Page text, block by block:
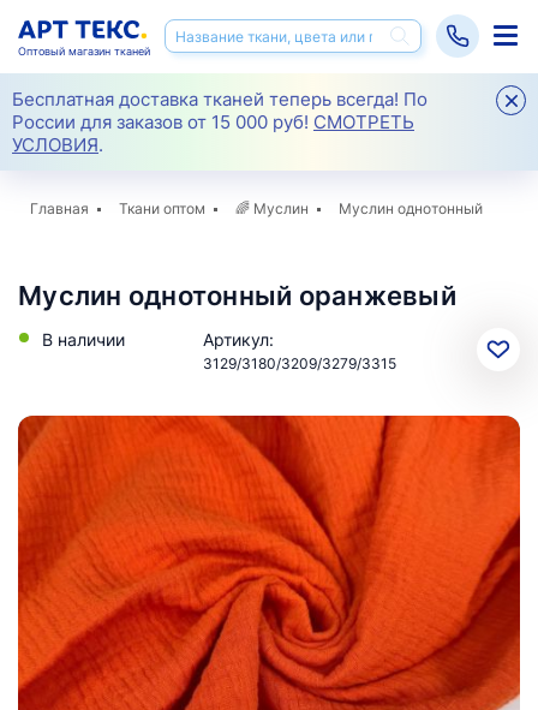
Бесплатная доставка тканей теперь всегда! По
России для заказов от 15 000 руб! СМОТРЕТЬ
УСЛОВИЯ.
Оптовый магазин тканей
Главная Ткани оптом 🌈 Муслин Муслин однотонный
Муслин однотонный оранжевый
В наличии Артикул:
3129/3180/3209/3279/3315